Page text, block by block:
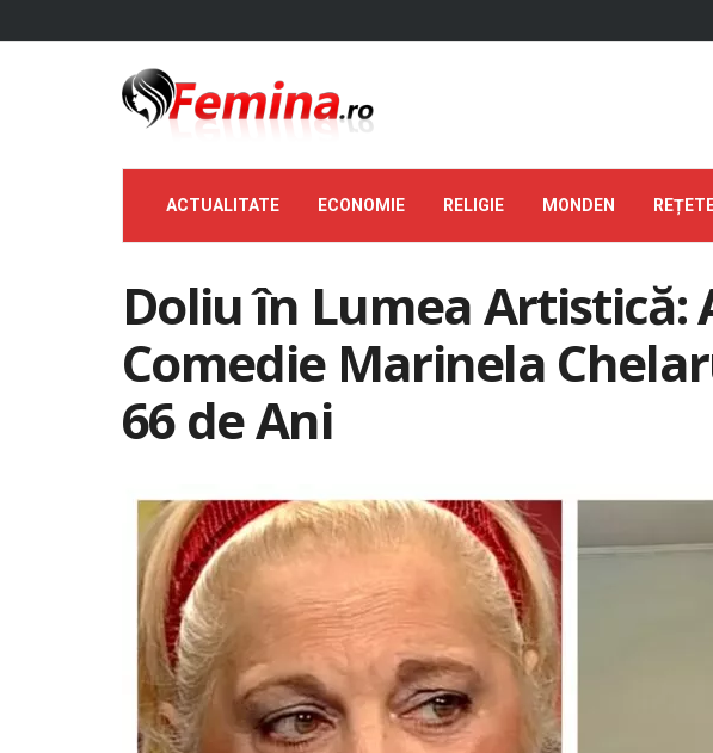
ACTUALITATE ECONOMIE RELIGIE MONDEN
Doliu în Lumea Artistică:
Comedie Marinela
66 de Ani